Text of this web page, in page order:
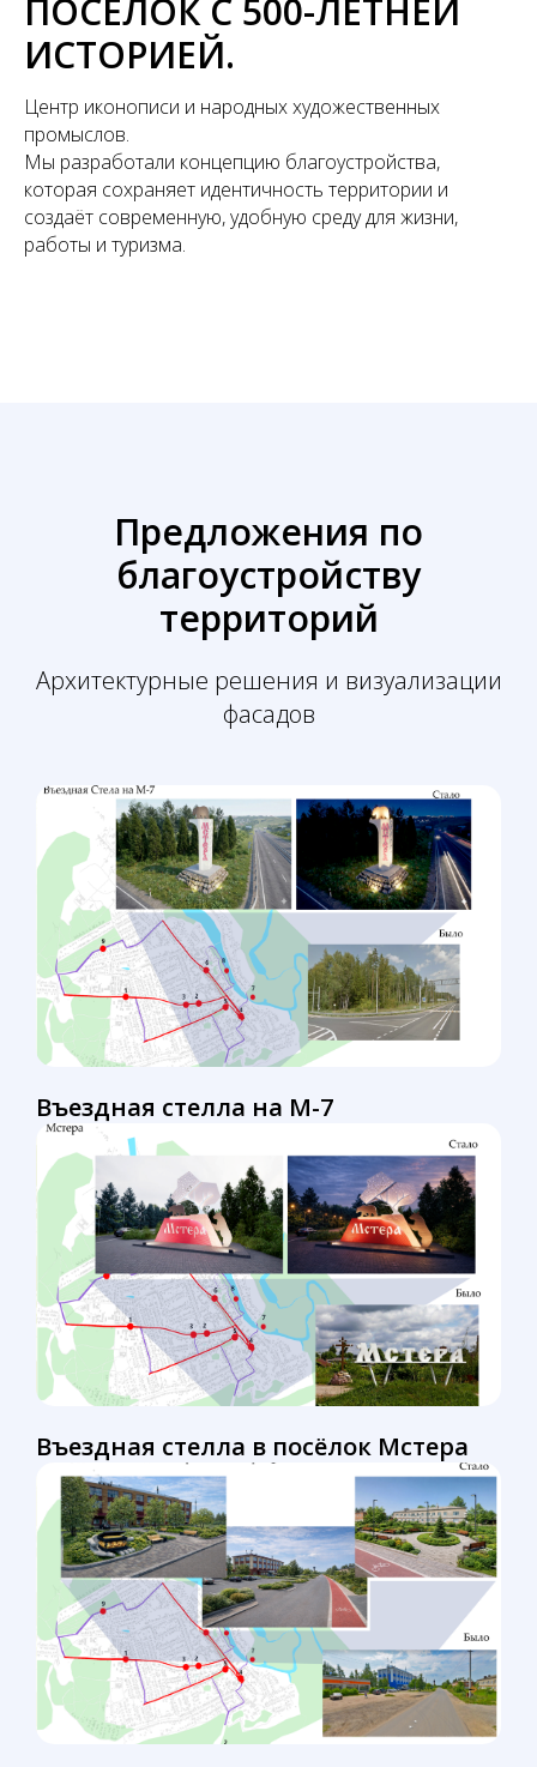
ПОСЁЛОК С 500-ЛЕТНЕЙ
ИСТОРИЕЙ.
Центр иконописи и народных художественных
промыслов.
Мы разработали концепцию благоустройства,
которая сохраняет идентичность территории и
создаёт современную, удобную среду для жизни,
работы и туризма.
Предложения по
благоустройству
территорий
Архитектурные решения и визуализации
фасадов
Въездная стелла на М-7
Въездная стелла в посёлок Мстера